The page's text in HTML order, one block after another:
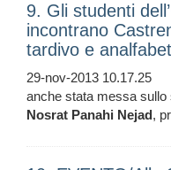
9. Gli studenti
incontrano
tardivo e
29-nov-2013 10.17.25
anche stata messa
Nosrat Panahi Nejad,